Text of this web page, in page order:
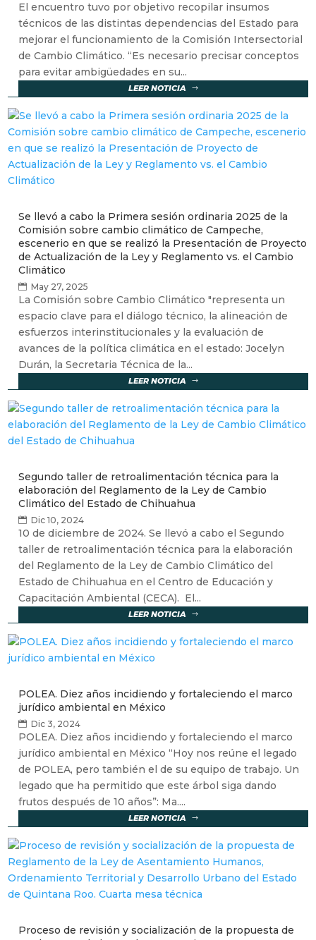
El encuentro tuvo por objetivo recopilar insumos
técnicos de las distintas dependencias del Estado para
mejorar el funcionamiento de la Comisión Intersectorial
de Cambio Climático. “Es necesario precisar conceptos
para evitar ambigüedades en su...
LEER NOTICIA
Se llevó a cabo la Primera sesión ordinaria 2025 de la
Comisión sobre cambio climático de Campeche,
escenerio en que se realizó la Presentación de Proyecto
de Actualización de la Ley y Reglamento vs. el Cambio
Climático
May 27, 2025
La Comisión sobre Cambio Climático "representa un
espacio clave para el diálogo técnico, la alineación de
esfuerzos interinstitucionales y la evaluación de
avances de la política climática en el estado: Jocelyn
Durán, la Secretaria Técnica de la...
LEER NOTICIA
Segundo taller de retroalimentación técnica para la
elaboración del Reglamento de la Ley de Cambio
Climático del Estado de Chihuahua
Dic 10, 2024
10 de diciembre de 2024. Se llevó a cabo el Segundo
taller de retroalimentación técnica para la elaboración
del Reglamento de la Ley de Cambio Climático del
Estado de Chihuahua en el Centro de Educación y
Capacitación Ambiental (CECA). El...
LEER NOTICIA
POLEA. Diez años incidiendo y fortaleciendo el marco
jurídico ambiental en México
Dic 3, 2024
POLEA. Diez años incidiendo y fortaleciendo el marco
jurídico ambiental en México “Hoy nos reúne el legado
de POLEA, pero también el de su equipo de trabajo. Un
legado que ha permitido que este árbol siga dando
frutos después de 10 años”: Ma....
LEER NOTICIA
Proceso de revisión y socialización de la propuesta de